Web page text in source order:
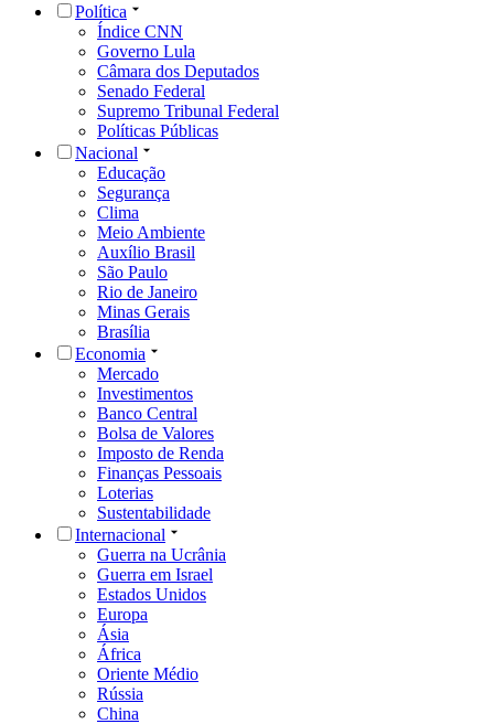
Política
Índice CNN
Governo Lula
Câmara dos Deputados
Senado Federal
Supremo Tribunal Federal
Políticas Públicas
Nacional
Educação
Segurança
Clima
Meio Ambiente
Auxílio Brasil
São Paulo
Rio de Janeiro
Minas Gerais
Brasília
Economia
Mercado
Investimentos
Banco Central
Bolsa de Valores
Imposto de Renda
Finanças Pessoais
Loterias
Sustentabilidade
Internacional
Guerra na Ucrânia
Guerra em Israel
Estados Unidos
Europa
Ásia
África
Oriente Médio
Rússia
China